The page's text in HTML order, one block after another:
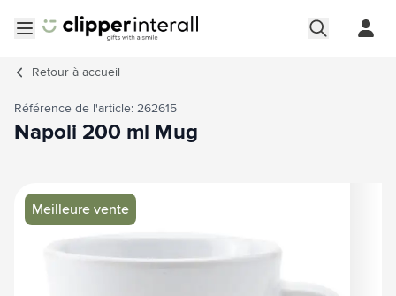
Retour à accueil
Meilleure vente
Image principale
Cliquez pour voir l'image en plein écran
Référence de l'article: 262615
Napoli 200 ml Mug